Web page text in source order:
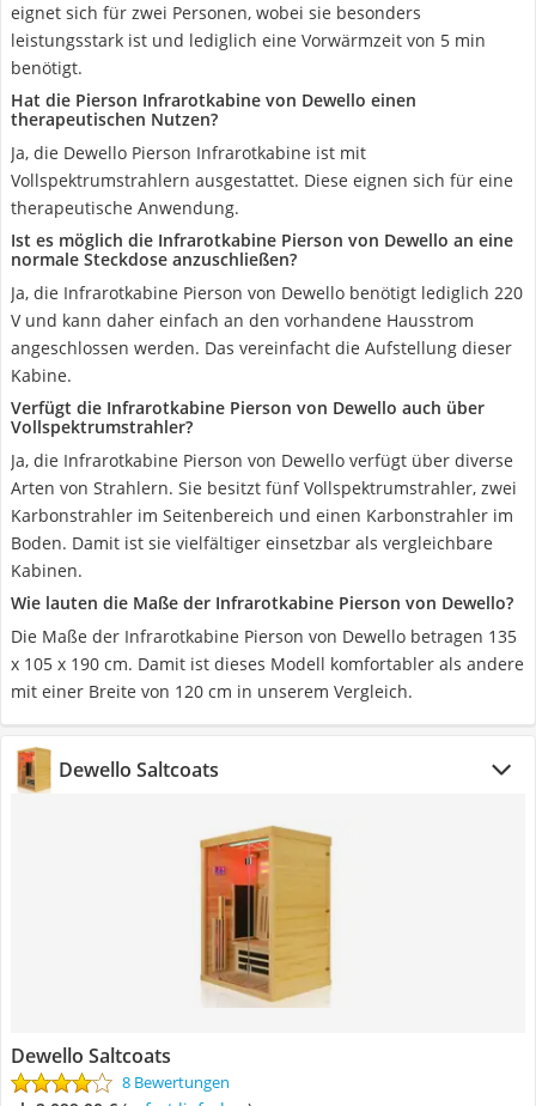
eignet sich für zwei Personen, wobei sie besonders
leistungsstark ist und lediglich eine Vorwärmzeit von 5 min
benötigt.
Hat die Pierson Infrarotkabine von Dewello einen
therapeutischen Nutzen?
Ja, die Dewello Pierson Infrarotkabine ist mit
Vollspektrumstrahlern ausgestattet. Diese eignen sich für eine
therapeutische Anwendung.
Ist es möglich die Infrarotkabine Pierson von Dewello an eine
normale Steckdose anzuschließen?
Ja, die Infrarotkabine Pierson von Dewello benötigt lediglich 220
V und kann daher einfach an den vorhandene Hausstrom
angeschlossen werden. Das vereinfacht die Aufstellung dieser
Kabine.
Verfügt die Infrarotkabine Pierson von Dewello auch über
Vollspektrumstrahler?
Ja, die Infrarotkabine Pierson von Dewello verfügt über diverse
Arten von Strahlern. Sie besitzt fünf Vollspektrumstrahler, zwei
Karbonstrahler im Seitenbereich und einen Karbonstrahler im
Boden. Damit ist sie vielfältiger einsetzbar als vergleichbare
Kabinen.
Wie lauten die Maße der Infrarotkabine Pierson von Dewello?
Die Maße der Infrarotkabine Pierson von Dewello betragen 135
x 105 x 190 cm. Damit ist dieses Modell komfortabler als andere
mit einer Breite von 120 cm in unserem Vergleich.
Dewello Saltcoats
Dewello Saltcoats
8 Bewertungen